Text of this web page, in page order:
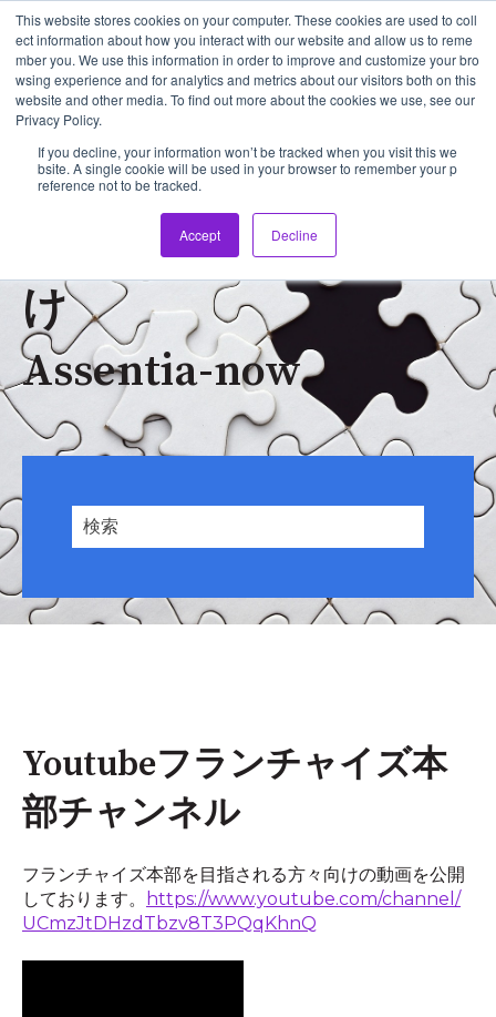
This website stores cookies on your computer. These cookies are used to coll
ect information about how you interact with our website and allow us to reme
mber you. We use this information in order to improve and customize your bro
wsing experience and for analytics and metrics about our visitors both on this
website and other media. To find out more about the cookies we use, see our
Privacy Policy.
If you decline, your information won’t be tracked when you visit this we
bsite. A single cookie will be used in your browser to remember your p
reference not to be tracked.
Accept Decline
メイ
フランチャイズ本部向
け
Assentia-now
Youtubeフランチャイズ本
部チャンネル
フランチャイズ本部を目指される方々向けの動画を公開
しております。
https://www.youtube.com/channel/
UCmzJtDHzdTbzv8T3PQqKhnQ